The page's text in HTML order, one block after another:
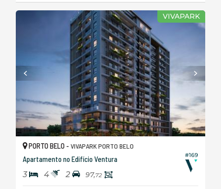
VIVAPARK
#169
PORTO BELO - VIVAPARK PORTO BELO
Apartamento no Edifício Ventura
3 4 2 97,72